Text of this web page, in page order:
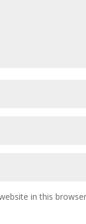
in this